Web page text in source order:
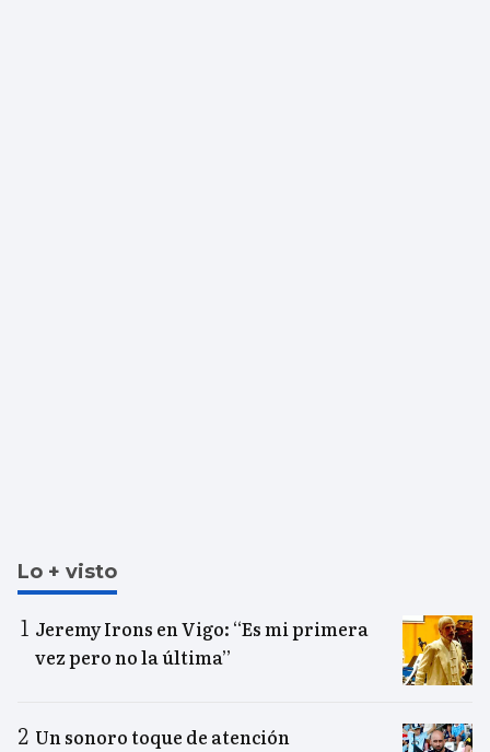
Lo + visto
Jeremy Irons en Vigo: “Es mi primera
vez pero no la última”
Un sonoro toque de atención